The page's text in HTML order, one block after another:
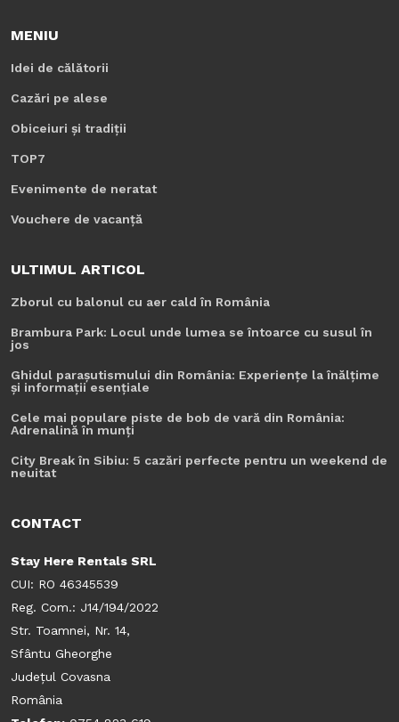
MENIU
Idei de călătorii
Cazări pe alese
Obiceiuri și tradiții
TOP7
Evenimente de neratat
Vouchere de vacanță
ULTIMUL ARTICOL
Zborul cu balonul cu aer cald în România
Brambura Park: Locul unde lumea se întoarce cu susul în
jos
Ghidul parașutismului din România: Experiențe la înălțime
și informații esențiale
Cele mai populare piste de bob de vară din România:
Adrenalină în munți
City Break în Sibiu: 5 cazări perfecte pentru un weekend de
neuitat
CONTACT
Stay Here Rentals SRL
CUI: RO 46345539
Reg. Com.: J14/194/2022
Str. Toamnei, Nr. 14,
Sfântu Gheorghe
Județul Covasna
România